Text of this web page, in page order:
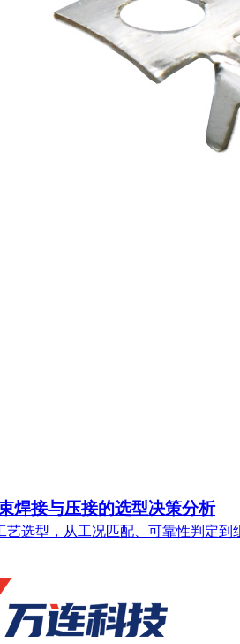
焊接与压接的选型决策分析
艺选型，从工况匹配、可靠性判定到